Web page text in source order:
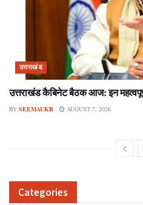
उत्तराखंड
उत्तराखंड कैबिनेट बैठक आज: इन
BY SEEMAUKB AUGUST 7, 2026
Categories